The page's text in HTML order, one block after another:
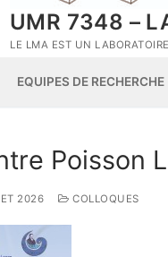
UMR 7348 –
LE LMA EST UN
EQUIPES DE RECHERCHE
Poisson
2026 COLLOQUES